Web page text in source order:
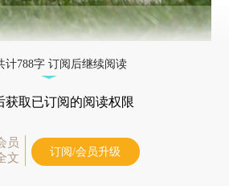
计788字 订阅后继续阅读
获取已订阅的阅读权限
员
文
订阅/会员升级